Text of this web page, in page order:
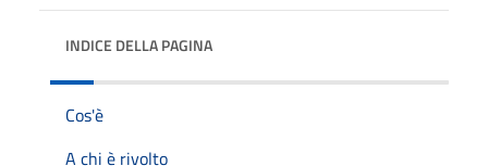
INDICE DELLA PAGINA
Cos'è
A chi è rivolto